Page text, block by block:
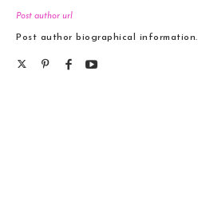
Post author url
Post author biographical information.